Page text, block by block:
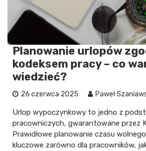
Planowanie urlopów
kodeksem pracy – co
wiedzieć?
26 czerwca 2025 Paweł
Urlop wypoczynkowy to jedno z
pracowniczych, gwarantowane przez
Prawidłowe planowanie czasu
kluczowe zarówno dla pracowników,